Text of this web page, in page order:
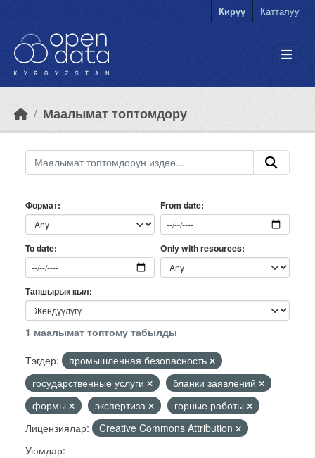
Кирүү Катталуу
Маалымат топтомдору
Формат From date
To date Only with resources
Тапшырык кыл
1 маалымат топтому табылды
Тэгдер:
промышленная безопасность
государственные услуги
бланки заявлений
формы
экспертиза
горные работы
Лицензиялар:
Creative Commons Attribution
Уюмдар: